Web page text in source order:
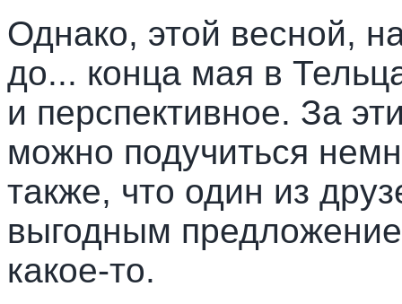
Однако, этой весной,
до... конца мая в
и перспективное. За
можно подучиться
также, что один из
выгодным
какое-то.